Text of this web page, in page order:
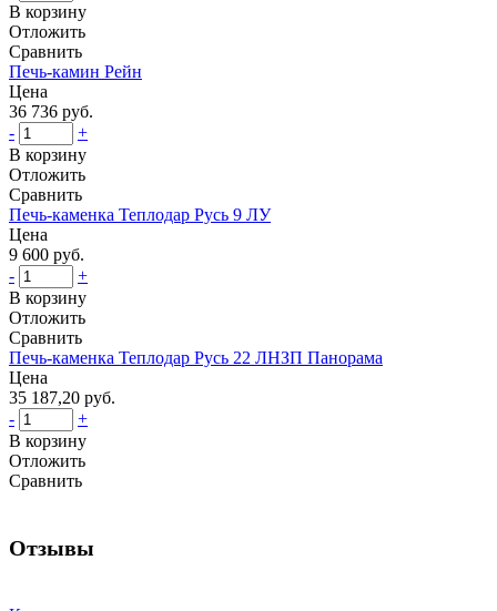
В корзину
Отложить
Сравнить
Печь-камин Рейн
Цена
36 736 руб.
-
+
В корзину
Отложить
Сравнить
Печь-каменка Теплодар Русь 9 ЛУ
Цена
9 600 руб.
-
+
В корзину
Отложить
Сравнить
Печь-каменка Теплодар Русь 22 ЛНЗП Панорама
Цена
35 187,20 руб.
-
+
В корзину
Отложить
Сравнить
Отзывы